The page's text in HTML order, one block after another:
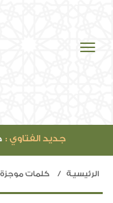
جديد الفتاوي :
الرئيسيـة كلمات موجزة